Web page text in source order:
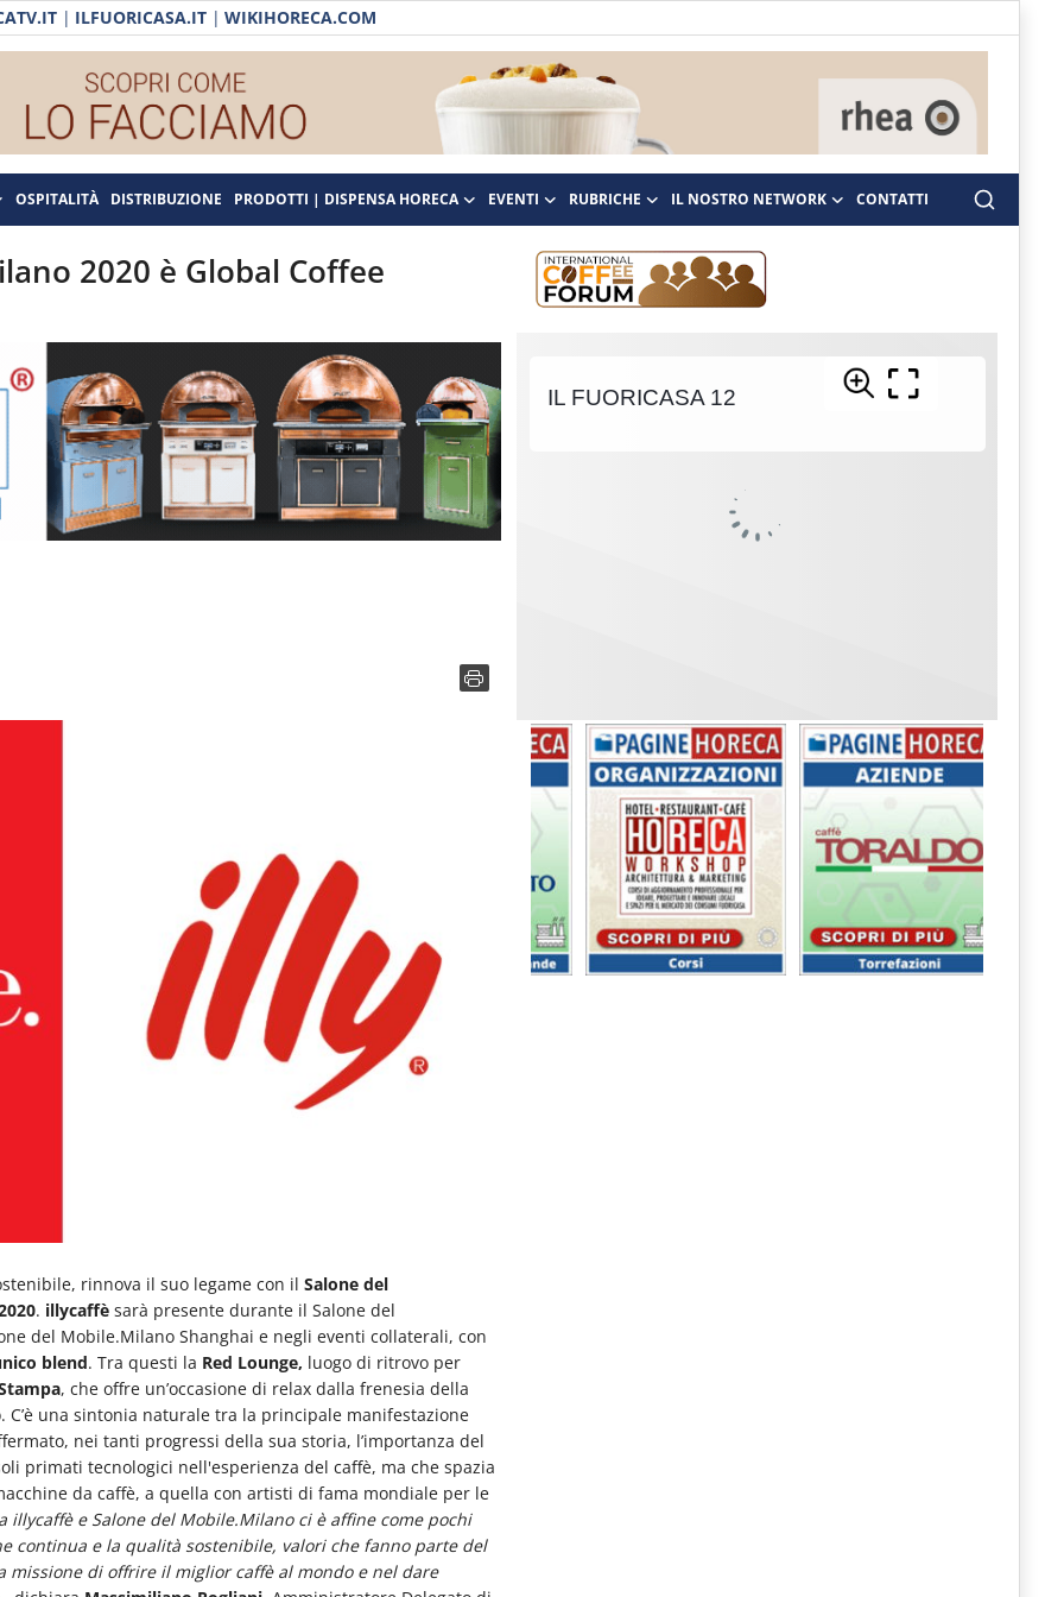
| ILFUORICASA.IT | WIKIHORECA.COM
OSPITALITÀ DISTRIBUZIONE PRODOTTI | DISPENSA HORECA EVENTI RUBRICHE IL NOSTRO NETWORK CONTATTI
2020 è Global Coffee
rinnova il suo legame con il Salone del
. illycaffè sarà presente durante il Salone del
del Mobile.Milano Shanghai e negli eventi collaterali, con
blend. Tra questi la Red Lounge, luogo di ritrovo per
, che offre un’occasione di relax dalla frenesia della
una sintonia naturale tra la principale manifestazione
nei tanti progressi della sua storia, l’importanza del
primati tecnologici nell'esperienza del caffè, ma che spazia
da caffè, a quella con artisti di fama mondiale per le
illycaffè e Salone del Mobile.Milano ci è affine come pochi
continua e la qualità sostenibile, valori che fanno parte del
missione di offrire il miglior caffè al mondo e nel dare